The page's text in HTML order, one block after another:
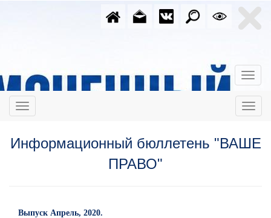
Информационный бюллетень "ВАШЕ
ПРАВО"
Выпуск Апрель, 2020.